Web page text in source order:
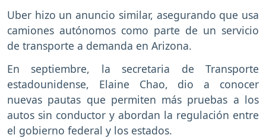
Uber hizo un anuncio similar, asegurando que usa
camiones autónomos como parte de un servicio
de transporte a demanda en Arizona.
En septiembre, la secretaria de Transporte
estadounidense, Elaine Chao, dio a conocer
nuevas pautas que permiten más pruebas a los
autos sin conductor y abordan la regulación entre
el gobierno federal y los estados.